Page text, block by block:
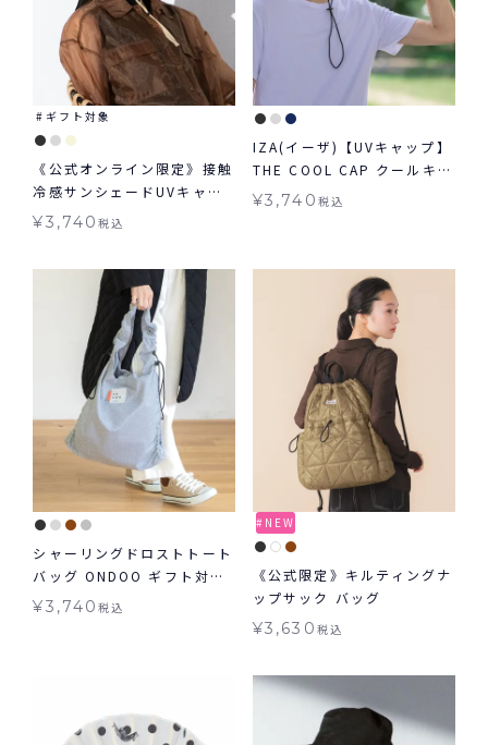
ギフト対象
《公式オンライン限定》接触
冷感サンシェードUVキャッ
プ W by Wpc. 帽子 ギフト
¥3,740税込
IZA(イーザ)【UVキャップ】
THE COOL CAP クールキャ
ップ 接触冷感 帽子 UV グッ
¥3,740 税込
シャーリングドロストトート
バッグ ONDOO ギフト対象
バッグ
¥3,740税込
NEW
《公式限定》キルティングナ
ップサック バッグ
¥3,630 税込